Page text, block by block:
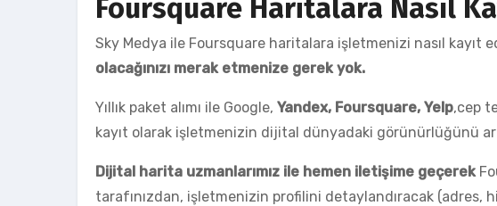
Foursquare Haritalara Nasıl
Sky Medya ile Foursquare haritalara işletmenizi nasıl kayıt
olacağınızı merak etmenize gerek yok.
Yıllık paket alımı ile Google, Yandex, Foursquare, Yelp,cep
kayıt olarak işletmenizin dijital dünyadaki görünürlüğünü
Dijital harita uzmanlarımız ile hemen iletişime geçerek
tarafınızdan, işletmenizin profilini detaylandıracak (adres,